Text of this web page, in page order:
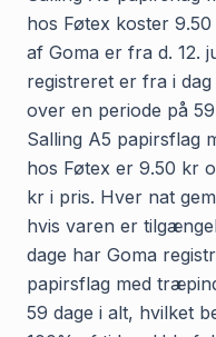
hos Føtex koster
af Goma er fra d. 12.
registreret er fra i
over en periode på
Salling A5 papirsflag
hos Føtex er 9.50 kr
kr i pris. Hver nat
hvis varen er
dage har Goma
papirsflag med
59 dage i alt, hvilket